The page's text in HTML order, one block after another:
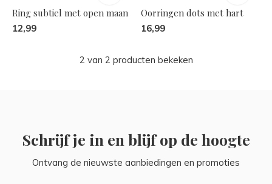
Ring subtiel met open maan
12,99
Oorringen dots met hart
16,99
2 van 2 producten bekeken
Schrijf je in en blijf op de hoogte
Ontvang de nieuwste aanbiedingen en promoties